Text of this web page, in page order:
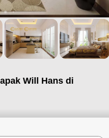
Will Hans di